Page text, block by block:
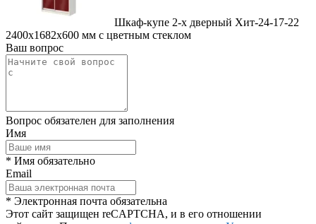
Шкаф-купе 2-х дверный Хит-24-17-22
2400x1682x600 мм с цветным стеклом
Ваш вопрос
Вопрос обязателен для заполнения
Имя
* Имя обязательно
Email
* Электронная почта обязательна
Этот сайт защищен reCAPTCHA, и в его отношении